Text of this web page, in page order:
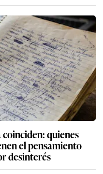
quienes
el pensamiento
desinterés